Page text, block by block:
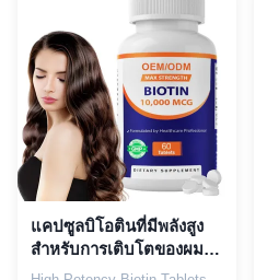
biotin and 1000mg hydrolyzed
collagen supports hair, skin,
and nail health through a
delicious daily treat. Attribute
Value Service OEM ODM
Private Label Service Product
Name Biotin Gummies Main
Ingredient Biotin Main
Function Longer, Healthier
Hair Shelf Life 24 months
แคปซูลบิโอตินที่มีพลังสูง
สําหรับการเติบโตของผมที่
มี 60 เม็ด/ขวด มีอายุการใช้